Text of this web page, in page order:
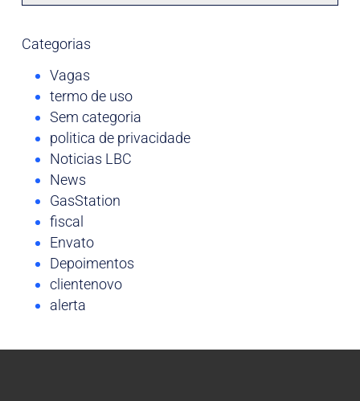
Categorias
Vagas
termo de uso
Sem categoria
politica de privacidade
Noticias LBC
News
GasStation
fiscal
Envato
Depoimentos
clientenovo
alerta